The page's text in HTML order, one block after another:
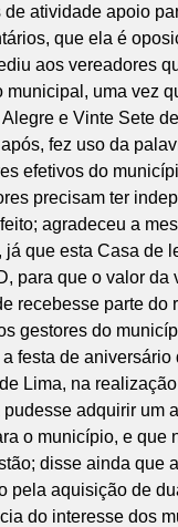
atividade apoio
que ela é
aos vereadores
uma vez
e Vinte Sete
fez uso da
efetivos do
precisam ter
agradeceu a
que esta Casa de
para que o valor
recebesse parte do
gestores do
festa de
Lima, na
adquirir um
o município, e que
disse ainda que
pela aquisição de
do interesse dos